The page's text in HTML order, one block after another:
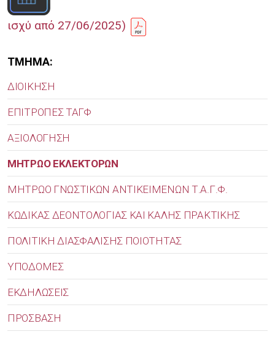
ισχύ από 27/06/2025)
ΤΜΗΜΑ:
ΔΙΟΙΚΗΣΗ
ΕΠΙΤΡΟΠΕΣ ΤΑΓΦ
ΑΞΙΟΛΟΓΗΣΗ
ΜΗΤΡΩΟ ΕΚΛΕΚΤΟΡΩΝ
MΗΤΡΩΟ ΓΝΩΣΤΙΚΩΝ ΑΝΤΙΚΕΙΜΕΝΩΝ Τ.Α.Γ.Φ.
ΚΩΔΙΚΑΣ ΔΕΟΝΤΟΛΟΓΙΑΣ ΚΑΙ ΚΑΛΗΣ ΠΡΑΚΤΙΚΗΣ
ΠΟΛΙΤΙΚΗ ΔΙΑΣΦΑΛΙΣΗΣ ΠΟΙΟΤΗΤΑΣ
ΥΠΟΔΟΜΕΣ
ΕΚΔΗΛΩΣΕΙΣ
ΠΡΟΣΒΑΣΗ